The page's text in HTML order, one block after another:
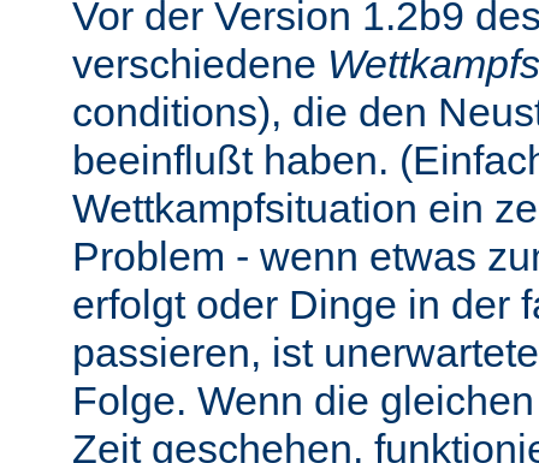
Vor der Version 1.2b9
verschiedene
conditions), die den
beeinflußt haben.
Wettkampfsituation ein
Problem - wenn etwas
erfolgt oder Dinge in der
passieren, ist
Folge. Wenn die
Zeit geschehen,